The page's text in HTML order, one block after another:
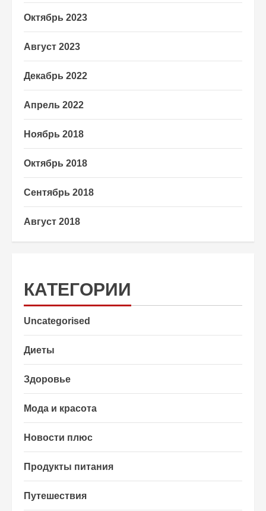
Октябрь 2023
Август 2023
Декабрь 2022
Апрель 2022
Ноябрь 2018
Октябрь 2018
Сентябрь 2018
Август 2018
КАТЕГОРИИ
Uncategorised
Диеты
Здоровье
Мода и красота
Новости плюс
Продукты питания
Путешествия